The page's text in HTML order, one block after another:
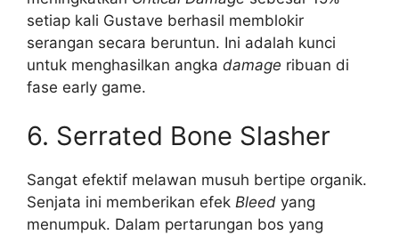
setiap kali Gustave berhasil memblokir
serangan secara beruntun. Ini adalah kunci
untuk menghasilkan angka damage ribuan di
fase early game.
6. Serrated Bone Slasher
Sangat efektif melawan musuh bertipe organik.
Senjata ini memberikan efek Bleed yang
menumpuk. Dalam pertarungan bos yang